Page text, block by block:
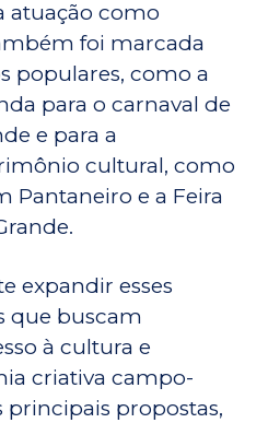
atuação como
foi marcada
populares, como a
para o carnaval de
e para a
cultural, como
Pantaneiro e a Feira
expandir esses
que buscam
à cultura e
criativa campo-
principais propostas,